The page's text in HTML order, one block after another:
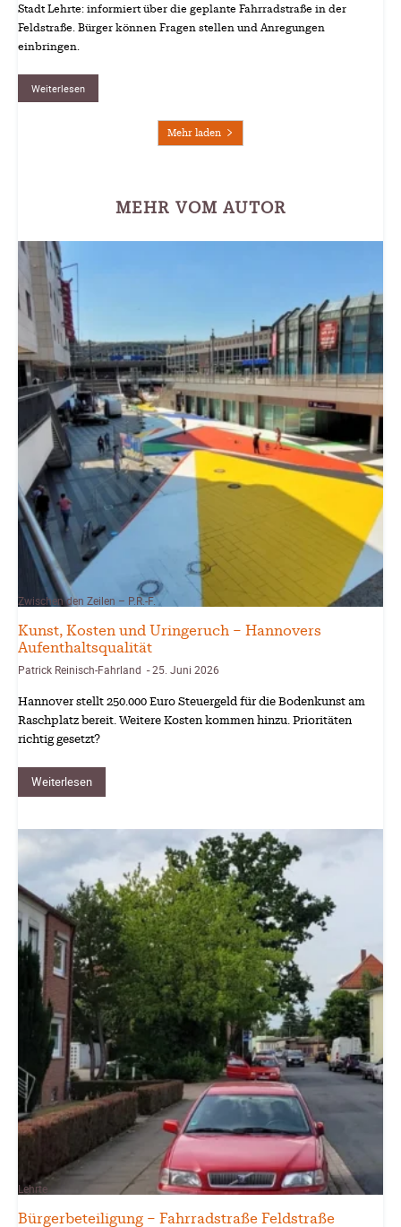
Stadt Lehrte: informiert über die geplante Fahrradstraße in der
Feldstraße. Bürger können Fragen stellen und Anregungen
einbringen.
Weiterlesen
Mehr laden
MEHR VOM AUTOR
Zwischen den Zeilen – P.R.-F.
Kunst, Kosten und Uringeruch – Hannovers
Aufenthaltsqualität
Patrick Reinisch-Fahrland -25. Juni 2026
Hannover stellt 250.000 Euro Steuergeld für die Bodenkunst am
Raschplatz bereit. Weitere Kosten kommen hinzu. Prioritäten
richtig gesetzt?
Weiterlesen
Lehrte
Bürgerbeteiligung – Fahrradstraße Feldstraße